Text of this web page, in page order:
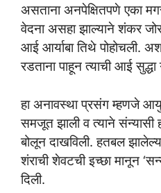
असताना अनपेक्षितपणे एका
वेदना असहा झाल्याने शंकर
आई आर्याबा तिथे पोहोचली.
रडताना पाहून त्याची आई
हा अनावस्था प्रसंग म्हणजे
समजूत झाली व त्याने
बोलून दाखविली. हतबल
शंराची शेवटची इच्छा मानून
दिली.